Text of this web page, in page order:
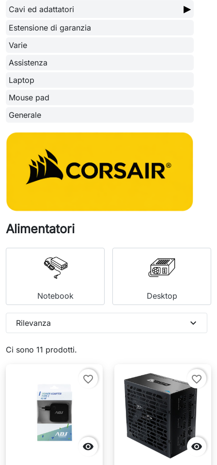
Cavi ed adattatori
▶
Estensione di garanzia
Varie
Assistenza
Laptop
Mouse pad
Generale
Alimentatori
Notebook Desktop
Ci sono 11 prodotti.
Rilevanza expand_more

favorite_border

favorite_border